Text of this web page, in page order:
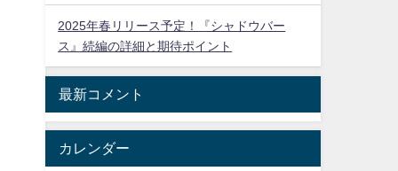
2025年春リリース予定！『シャドウバー
ス』続編の詳細と期待ポイント
最新コメント
カレンダー